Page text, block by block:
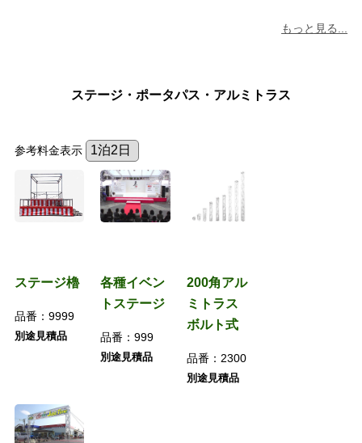
もっと見る...
ステージ・ポータパス・アルミトラス
参考料金表示
ステージ櫓
品番： 9999
別途見積品
各種イベン
トステージ
品番：999
別途見積品
200角アル
ミトラス
ボルト式
品番： 2300
別途見積品